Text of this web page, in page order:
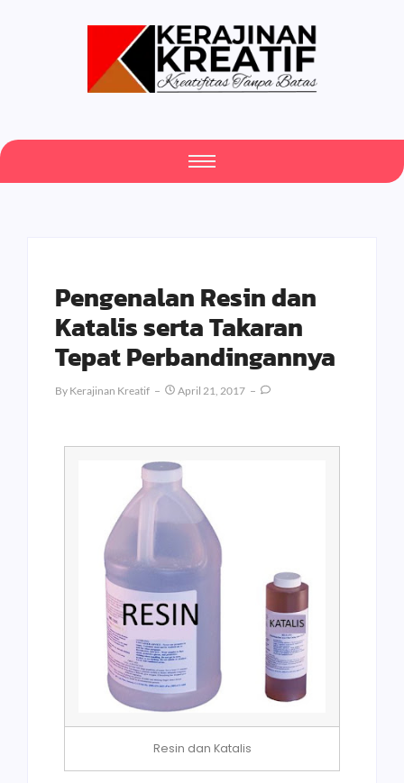
Pengenalan Resin dan
Katalis serta Takaran
Tepat Perbandingannya
By Kerajinan Kreatif April 21, 2017
Resin dan Katalis